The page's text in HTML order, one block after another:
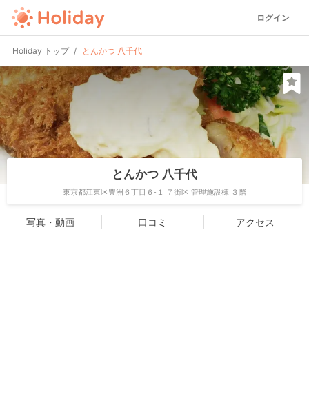
ログイン
Holiday トップ とんかつ 八千代
とんかつ 八千代
東京都江東区豊洲６丁目６-１ ７街区 管理施設棟 ３階
写真・動画 口コミ アクセス